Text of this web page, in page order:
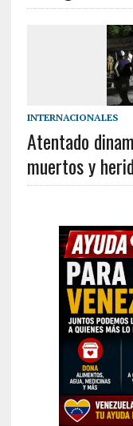
INTERNACIONALES
Atentado
muertos y